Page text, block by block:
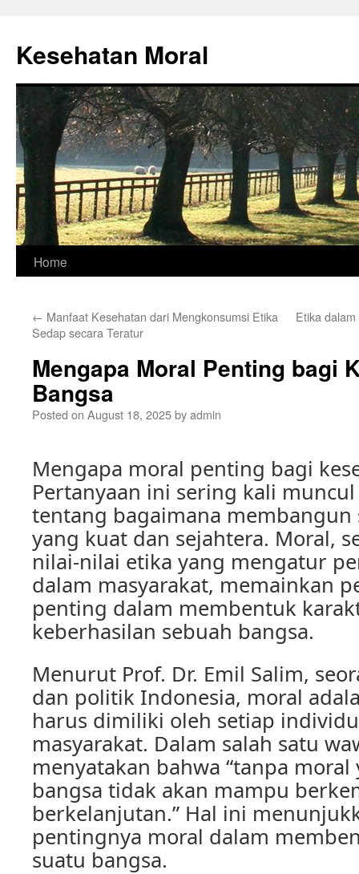
content
Kesehatan Moral
Home
← Manfaat Kesehatan dari Mengkonsumsi Etika
Sedap secara Teratur
Etika
Mengapa Moral Penting bagi
Bangsa
Posted on August 18, 2025byadmin
Mengapa moral penting bagi
Pertanyaan ini sering kali
tentang bagaimana membangun
yang kuat dan sejahtera. Moral,
nilai-nilai etika yang mengatur
dalam masyarakat, memainkan
penting dalam membentuk
keberhasilan sebuah bangsa.
Menurut Prof. Dr. Emil Salim,
dan politik Indonesia, moral
harus dimiliki oleh setiap
masyarakat. Dalam salah satu
menyatakan bahwa “tanpa
bangsa tidak akan mampu
berkelanjutan.” Hal ini
pentingnya moral dalam
suatu bangsa.